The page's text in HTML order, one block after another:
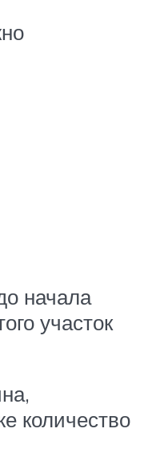
начала
участок
количество